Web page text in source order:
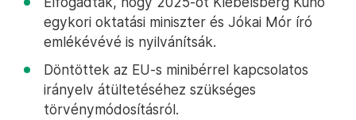
egykori oktatási miniszter és Jókai Mór író
emlékévévé is nyilvánítsák.
Döntöttek az EU-s minibérrel kapcsolatos
irányelv átültetéséhez szükséges
törvénymódosításról.